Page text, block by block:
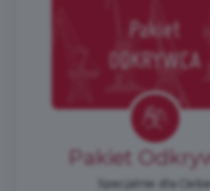
Pakiet
Specjalnie dla Ciebie